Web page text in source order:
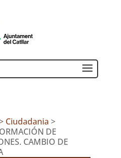
Ciudadania >
DE
CAMBIO DE